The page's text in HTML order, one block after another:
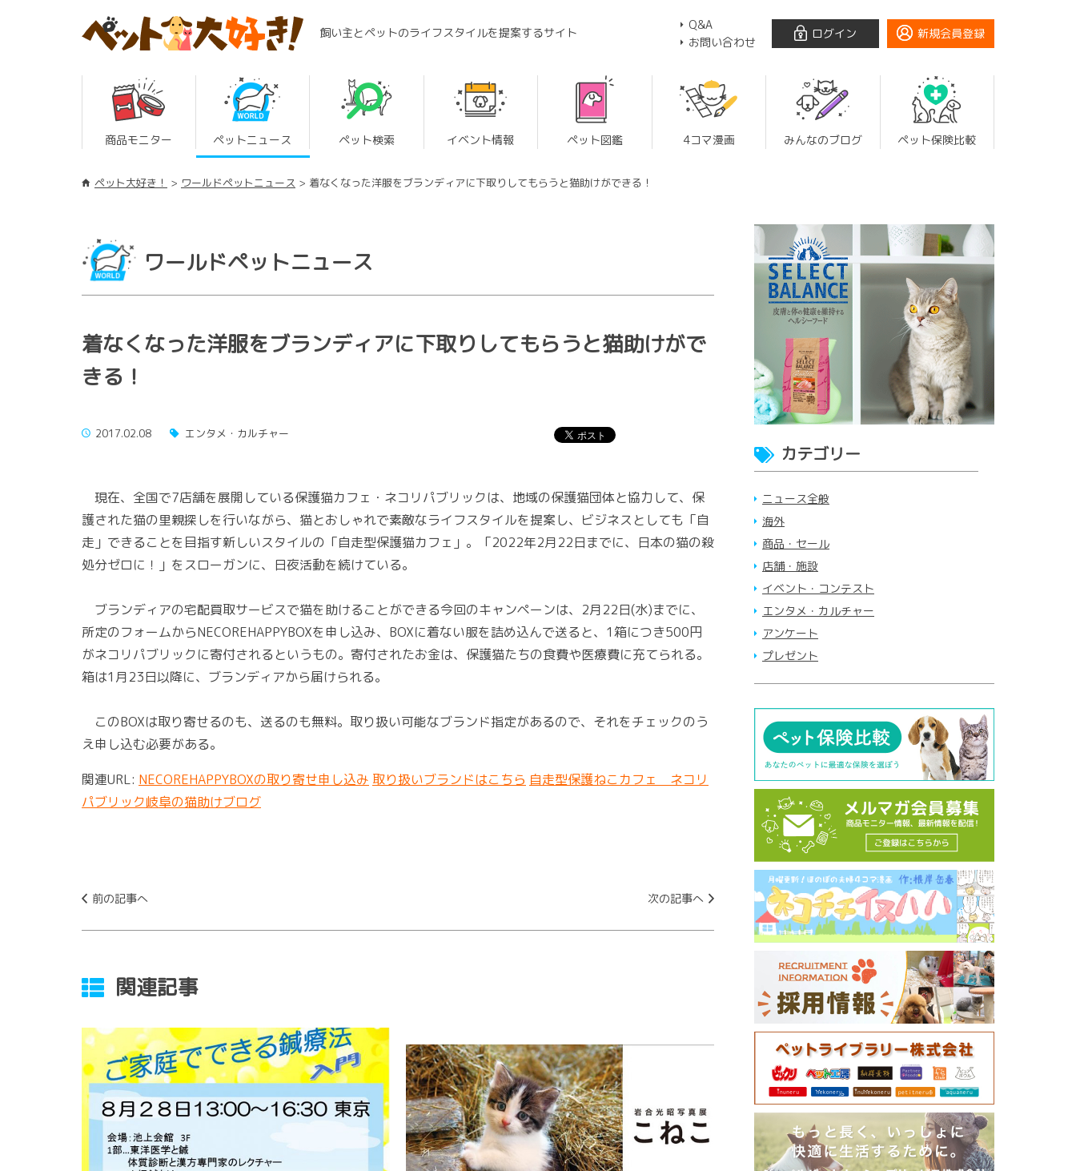
飼い主とペットのライフスタイルを提案するサイト
Q&A
お問い合わせ
ログイン 新規会員登録
商品モニター ペットニュース ペット検索 イベント情報 ペット図鑑 4コマ漫画 みんなのブログ ペット保険比較
ペット大好き！ ワールドペットニュース 着なくなった洋服をブランディアに下取りしてもらうと猫助けができる！
ワールドペットニュース
着なくなった洋服をブランディアに下取りしてもらうと猫助けがで
きる！
2017.02.08 エンタメ・カルチャー
現在、全国で7店舗を展開している保護猫カフェ・ネコリパブリックは、地域の保護猫団体と協力して、保
護された猫の里親探しを行いながら、猫とおしゃれで素敵なライフスタイルを提案し、ビジネスとしても「自
走」できることを目指す新しいスタイルの「自走型保護猫カフェ」。「2022年2月22日までに、日本の猫の殺
処分ゼロに！」をスローガンに、日夜活動を続けている。
ブランディアの宅配買取サービスで猫を助けることができる今回のキャンペーンは、2月22日(水)までに、
所定のフォームからNECOREHAPPYBOXを申し込み、BOXに着ない服を詰め込んで送ると、1箱につき500円
がネコリパブリックに寄付されるというもの。寄付されたお金は、保護猫たちの食費や医療費に充てられる。
箱は1月23日以降に、ブランディアから届けられる。
このBOXは取り寄せるのも、送るのも無料。取り扱い可能なブランド指定があるので、それをチェックのう
え申し込む必要がある。
関連URL: NECOREHAPPYBOXの取り寄せ申し込み 取り扱いブランドはこちら 自走型保護ねこカフェ ネコリ
パブリック岐阜の猫助けブログ
前の記事へ 次の記事へ
関連記事
カテゴリー
ニュース全般
海外
商品・セール
店舗・施設
イベント・コンテスト
エンタメ・カルチャー
アンケート
プレゼント